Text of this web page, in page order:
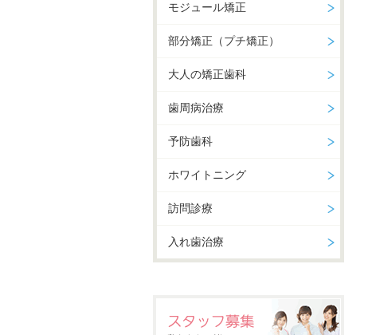
モジュール矯正
部分矯正（プチ矯正）
大人の矯正歯科
歯周病治療
予防歯科
ホワイトニング
訪問診療
入れ歯治療